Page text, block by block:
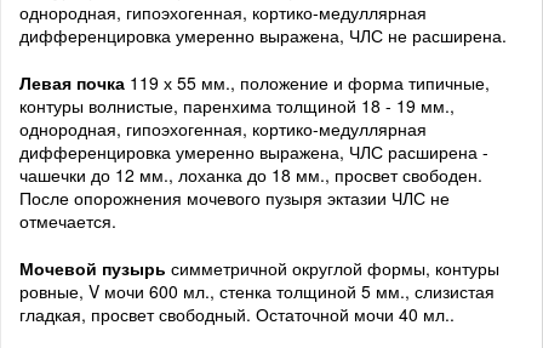
однородная, гипоэхогенная, кортико-медуллярная
дифференцировка умеренно выражена, ЧЛС не расширена.
Левая почка 119 х 55 мм., положение и форма типичные,
контуры волнистые, паренхима толщиной 18 - 19 мм.,
однородная, гипоэхогенная, кортико-медуллярная
дифференцировка умеренно выражена, ЧЛС расширена -
чашечки до 12 мм., лоханка до 18 мм., просвет свободен.
После опорожнения мочевого пузыря эктазии ЧЛС не
отмечается.
Мочевой пузырь симметричной округлой формы, контуры
ровные, V мочи 600 мл., стенка толщиной 5 мм., слизистая
гладкая, просвет свободный. Остаточной мочи 40 мл..